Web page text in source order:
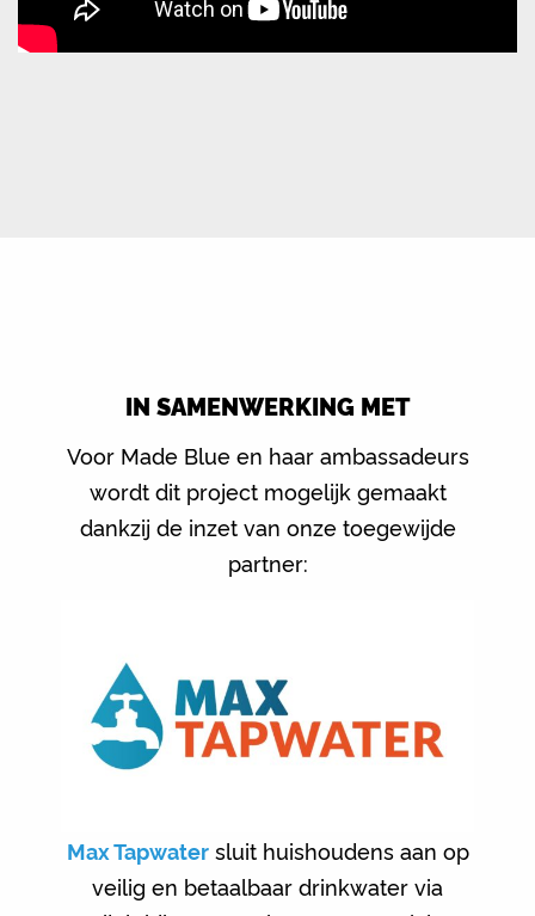
IN SAMENWERKING MET
Voor Made Blue en haar ambassadeurs
wordt dit project mogelijk gemaakt
dankzij de inzet van onze toegewijde
partner:
Max Tapwatersluit huishoudens aan op
veilig en betaalbaar drinkwater via